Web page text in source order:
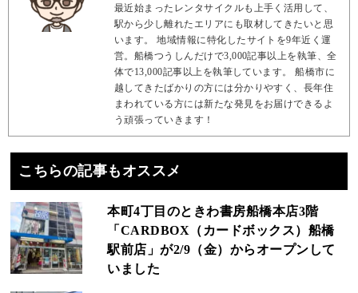
最近始まったレンタサイクルも上手く活用して、
駅から少し離れたエリアにも取材してきたいと思
います。 地域情報に特化したサイトを9年近く運
営。船橋つうしんだけで3,000記事以上を執筆、全
体で13,000記事以上を執筆しています。 船橋市に
越してきたばかりの方には分かりやすく、長年住
まわれている方には新たな発見をお届けできるよ
う頑張っていきます！
こちらの記事もオススメ
本町4丁目のときわ書房船橋本店3階
「CARDBOX（カードボックス）船橋
駅前店」が2/9（金）からオープンして
いました